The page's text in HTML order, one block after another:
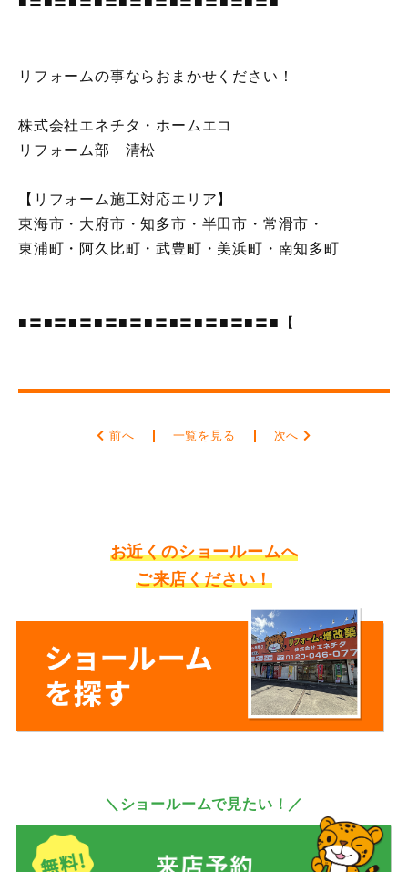
リフォームの事ならおまかせください！
株式会社エネチタ・ホームエコ
リフォーム部 清松
【リフォーム施工対応エリア】
東海市・大府市・知多市・半田市・常滑市・
東浦町・阿久比町・武豊町・美浜町・南知多町
■〓■〓■〓■〓■〓■〓■〓■〓■〓■〓■【
前へ 一覧を見る 次へ
お近くのショールームへ
ご来店ください！
＼ショールームで見たい！／